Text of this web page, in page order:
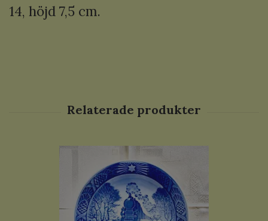
14, höjd 7,5 cm.